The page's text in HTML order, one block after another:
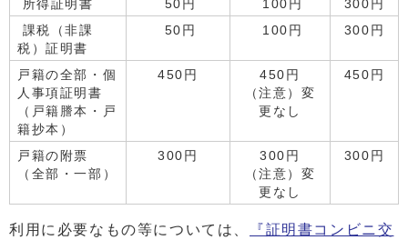
所得証明書 50円 100円
300円
課税（非課
税）証明書
50円 100円 300円
戸籍の全部・個
人事項証明書
（戸籍謄本・戸
籍抄本）
450円
450円
（注意）変
更なし
450円
戸籍の附票
（全部・一部）
300円
300円
（注意）変
更なし
300円
利用に必要なもの等については、
『証明書コンビニ交